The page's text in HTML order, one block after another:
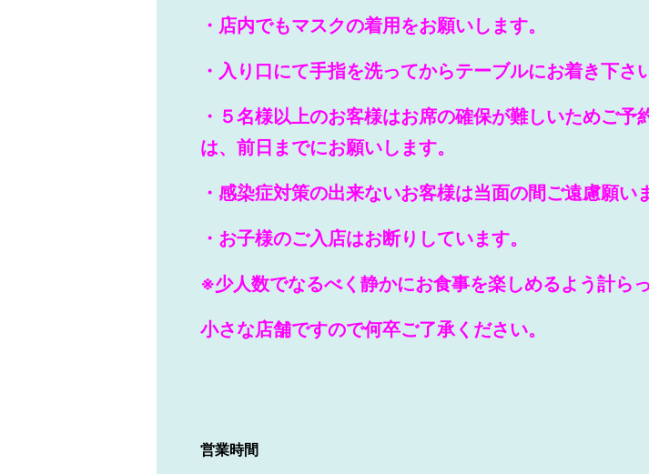
・店内でもマスクの着用をお願いします。
・入り口にて手指を洗ってからテーブルにお着き下さ
・ ５名様以上のお客様はお席の確保が難しいためご予
は、前日までにお願いします。
・感染症対策の出来ないお客様は当面の間ご遠慮願い
・お子様のご入店はお断りしています。
※少人数でなるべく静かにお食事を楽しめるよう計らっ
小さな店舗ですので何卒ご了承ください。
営業時間